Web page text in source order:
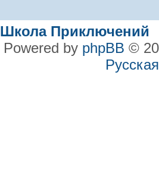
Школа
Powered by phpBB ©